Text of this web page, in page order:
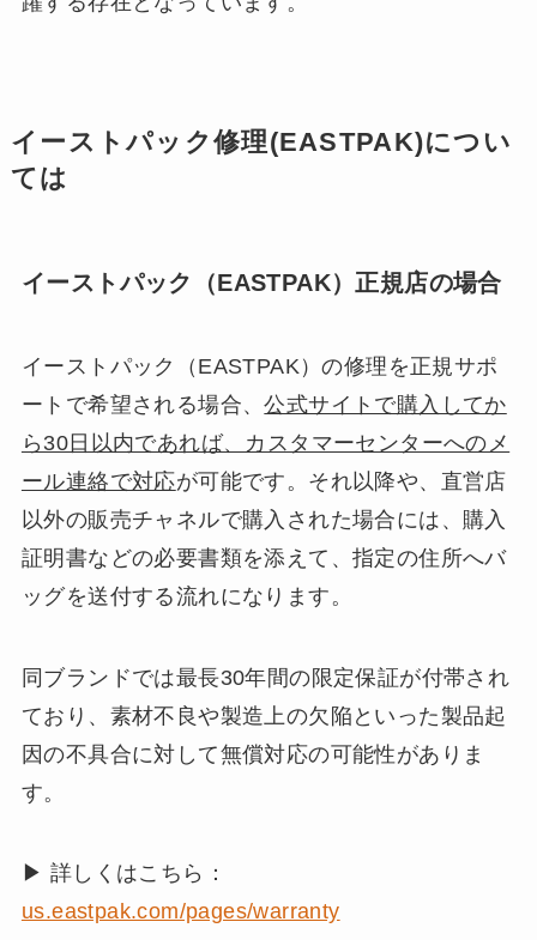
イーストパック修理(EASTPAK)につい
ては
イーストパック（EASTPAK）正規店の場合
イーストパック（EASTPAK）の修理を正規サポ
ートで希望される場合、公式サイトで購入してか
ら30日以内であれば、カスタマーセンターへのメ
ール連絡で対応が可能です。それ以降や、直営店
以外の販売チャネルで購入された場合には、購入
証明書などの必要書類を添えて、指定の住所へバ
ッグを送付する流れになります。
同ブランドでは最長30年間の限定保証が付帯され
ており、素材不良や製造上の欠陥といった製品起
因の不具合に対して無償対応の可能性がありま
す。
▶ 詳しくはこちら：
us.eastpak.com/pages/warranty